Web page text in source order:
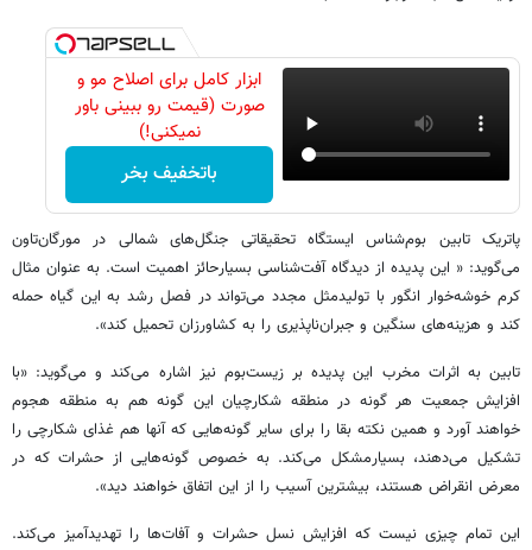
ابزار کامل برای اصلاح مو و
صورت (قیمت رو ببینی باور
نمیکنی!)
باتخفیف بخر
پاتریک تابین بوم‌شناس ایستگاه تحقیقاتی جنگل‌های شمالی در مورگان‌تاون
می‌گوید: « این پدیده از دیدگاه آفت‌شناسی بسیار‌حائز اهمیت است. به عنوان مثال
کرم خوشه‌خوار‌ انگور با تولید‌مثل مجدد می‌تواند در فصل رشد به این گیاه حمله
کند و هزینه‌های سنگین و جبران‌ناپذیری را به کشاورزان تحمیل کند».
تابین به اثرات مخرب این پدیده بر زیست‌بوم نیز اشاره می‌کند و می‌گوید: «با
افزایش جمعیت هر گونه در منطقه شکارچیان این گونه هم به منطقه هجوم
خواهند آورد و همین نکته بقا را برای سایر گونه‌هایی که آنها هم غذای شکارچی را
تشکیل می‌دهند، بسیار‌مشکل می‌کند. به خصوص گونه‌هایی از حشرات که در
معرض انقراض هستند، بیشترین آسیب را از این اتفاق خواهند دید».
این تمام چیزی نیست که افزایش نسل حشرات و آفات‌ها را تهدید‌آمیز می‌کند.